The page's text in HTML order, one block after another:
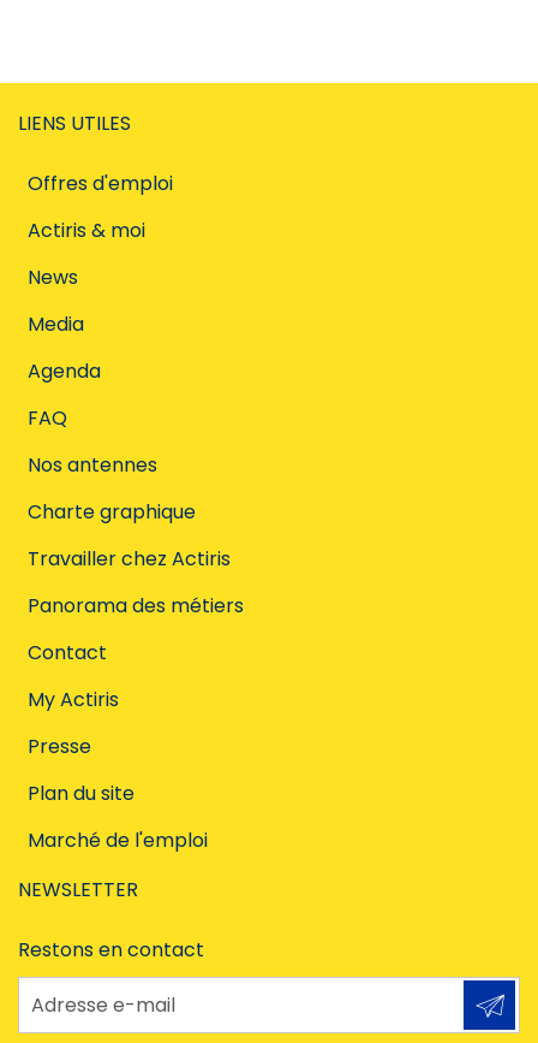
LIENS UTILES
Offres d'emploi
Actiris & moi
News
Media
Agenda
FAQ
Nos antennes
Charte graphique
Travailler chez Actiris
Panorama des métiers
Contact
My Actiris
Presse
Plan du site
Marché de l'emploi
NEWSLETTER
Restons en contact
Adresse e-mail